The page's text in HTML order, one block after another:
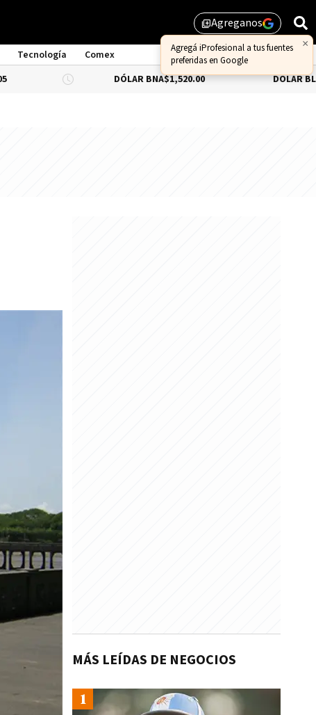
library_addAgreganos
×
Agregá iProfesional a tus fuentes
preferidas en Google
Tecnología
Comex
DÓLAR BNA$1,520.00 DÓLAR BLUE-0.66%
MÁS LEÍDAS DE NEGOCIOS